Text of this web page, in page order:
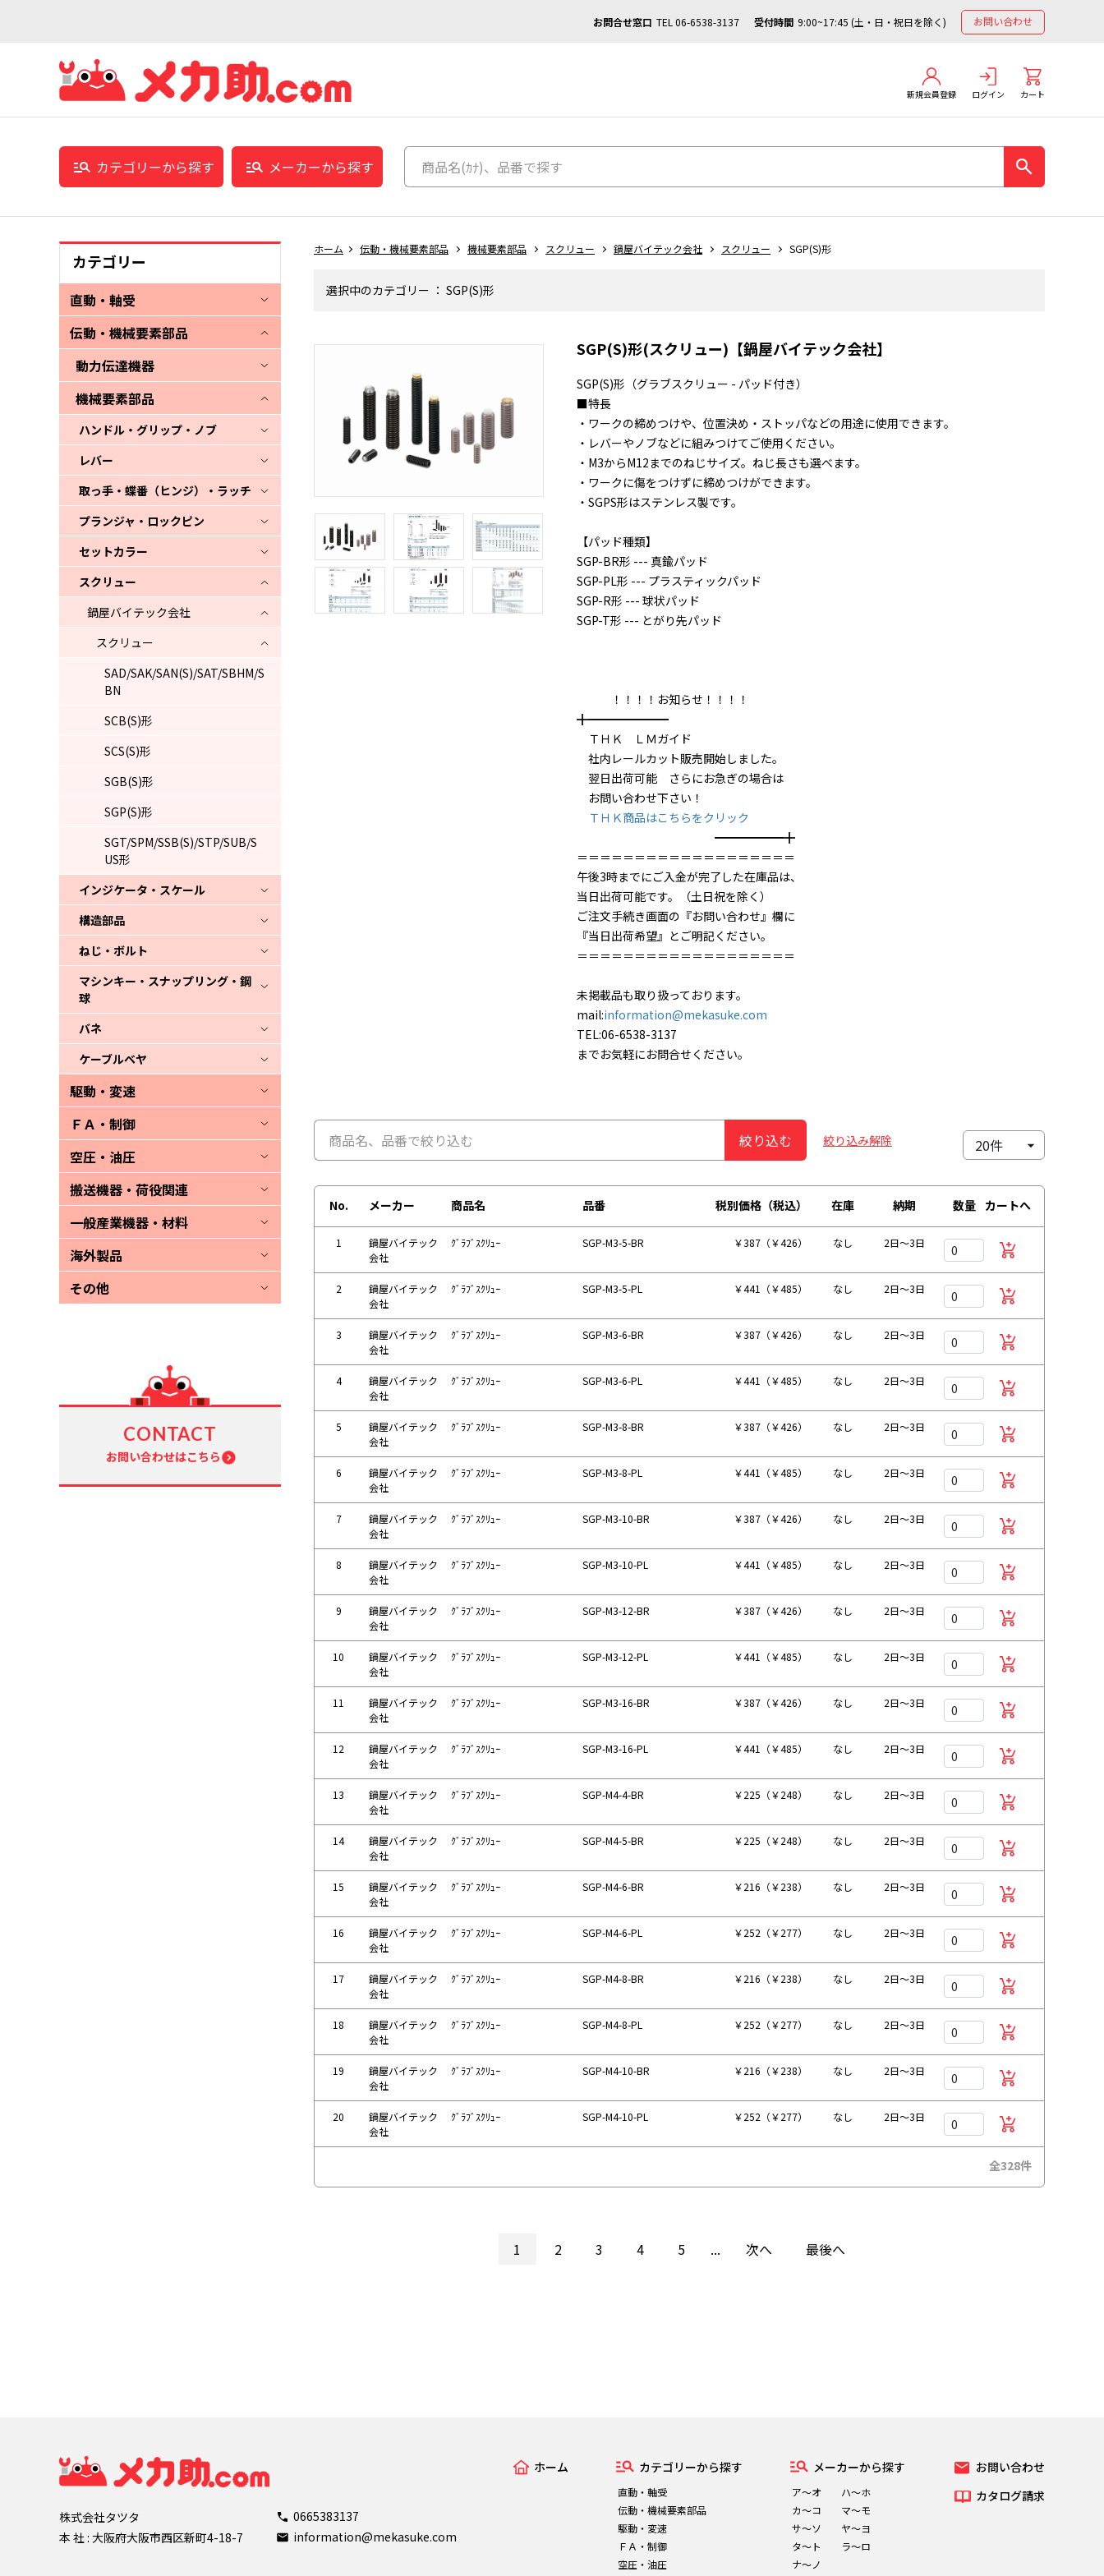
お問合せ窓口 TEL 06-6538-3137 受付時間 9:00~17:45 (土・日・祝日を除く) お問い合わせ
新規会員登録 ログイン カート
カテゴリーから探す メーカーから探す
カテゴリー
直動・軸受
伝動・機械要素部品
動力伝達機器
機械要素部品
ハンドル・グリップ・ノブ
レバー
取っ手・蝶番（ヒンジ）・ラッチ
プランジャ・ロックピン
セットカラー
スクリュー
鍋屋バイテック会社
スクリュー
SAD/SAK/SAN(S)/SAT/SBHM/S
BN
SCB(S)形
SCS(S)形
SGB(S)形
SGP(S)形
SGT/SPM/SSB(S)/STP/SUB/S
US形
インジケータ・スケール
構造部品
ねじ・ボルト
マシンキー・スナップリング・鋼
球
バネ
ケーブルベヤ
駆動・変速
ＦＡ・制御
空圧・油圧
搬送機器・荷役関連
一般産業機器・材料
海外製品
その他
CONTACT
お問い合わせはこちら
ホーム 伝動・機械要素部品 機械要素部品 スクリュー 鍋屋バイテック会社 スクリュー SGP(S)形
選択中のカテゴリー ： SGP(S)形
SGP(S)形(スクリュー)【鍋屋バイテック会社】
SGP(S)形（グラブスクリュー - パッド付き）
■特長
・ワークの締めつけや、位置決め・ストッパなどの用途に使用できます。
・レバーやノブなどに組みつけてご使用ください。
・M3からM12までのねじサイズ。ねじ長さも選べます。
・ワークに傷をつけずに締めつけができます。
・SGPS形はステンレス製です。
【パッド種類】
SGP-BR形 --- 真鍮パッド
SGP-PL形 --- プラスティックパッド
SGP-R形 --- 球状パッド
SGP-T形 --- とがり先パッド
！！！！お知らせ！！！！
╋━━━━━━━
ＴＨＫ ＬＭガイド
社内レールカット販売開始しました。
翌日出荷可能 さらにお急ぎの場合は
お問い合わせ下さい！
ＴＨＫ商品はこちらをクリック
━━━━━━╋
＝＝＝＝＝＝＝＝＝＝＝＝＝＝＝＝＝＝＝
午後3時までにご入金が完了した在庫品は、
当日出荷可能です。（土日祝を除く）
ご注文手続き画面の『お問い合わせ』欄に
『当日出荷希望』とご明記ください。
＝＝＝＝＝＝＝＝＝＝＝＝＝＝＝＝＝＝＝
未掲載品も取り扱っております。
mail:information@mekasuke.com
TEL:06-6538-3137
までお気軽にお問合せください。
絞り込む 絞り込み解除
No. メーカー 商品名 品番 税別価格（税込） 在庫 納期 数量 カートへ
1
鍋屋バイテック
会社
ｸﾞﾗﾌﾞｽｸﾘｭｰ SGP-M3-5-BR ￥387（￥426） なし 2日～3日
2
鍋屋バイテック
会社
ｸﾞﾗﾌﾞｽｸﾘｭｰ SGP-M3-5-PL ￥441（￥485） なし 2日～3日
3
鍋屋バイテック
会社
ｸﾞﾗﾌﾞｽｸﾘｭｰ SGP-M3-6-BR ￥387（￥426） なし 2日～3日
4
鍋屋バイテック
会社
ｸﾞﾗﾌﾞｽｸﾘｭｰ SGP-M3-6-PL ￥441（￥485） なし 2日～3日
5
鍋屋バイテック
会社
ｸﾞﾗﾌﾞｽｸﾘｭｰ SGP-M3-8-BR ￥387（￥426） なし 2日～3日
6
鍋屋バイテック
会社
ｸﾞﾗﾌﾞｽｸﾘｭｰ SGP-M3-8-PL ￥441（￥485） なし 2日～3日
7
鍋屋バイテック
会社
ｸﾞﾗﾌﾞｽｸﾘｭｰ SGP-M3-10-BR ￥387（￥426） なし 2日～3日
8
鍋屋バイテック
会社
ｸﾞﾗﾌﾞｽｸﾘｭｰ SGP-M3-10-PL ￥441（￥485） なし 2日～3日
9
鍋屋バイテック
会社
ｸﾞﾗﾌﾞｽｸﾘｭｰ SGP-M3-12-BR ￥387（￥426） なし 2日～3日
10
鍋屋バイテック
会社
ｸﾞﾗﾌﾞｽｸﾘｭｰ SGP-M3-12-PL ￥441（￥485） なし 2日～3日
11
鍋屋バイテック
会社
ｸﾞﾗﾌﾞｽｸﾘｭｰ SGP-M3-16-BR ￥387（￥426） なし 2日～3日
12
鍋屋バイテック
会社
ｸﾞﾗﾌﾞｽｸﾘｭｰ SGP-M3-16-PL ￥441（￥485） なし 2日～3日
13
鍋屋バイテック
会社
ｸﾞﾗﾌﾞｽｸﾘｭｰ SGP-M4-4-BR ￥225（￥248） なし 2日～3日
14
鍋屋バイテック
会社
ｸﾞﾗﾌﾞｽｸﾘｭｰ SGP-M4-5-BR ￥225（￥248） なし 2日～3日
15
鍋屋バイテック
会社
ｸﾞﾗﾌﾞｽｸﾘｭｰ SGP-M4-6-BR ￥216（￥238） なし 2日～3日
16
鍋屋バイテック
会社
ｸﾞﾗﾌﾞｽｸﾘｭｰ SGP-M4-6-PL ￥252（￥277） なし 2日～3日
17
鍋屋バイテック
会社
ｸﾞﾗﾌﾞｽｸﾘｭｰ SGP-M4-8-BR ￥216（￥238） なし 2日～3日
18
鍋屋バイテック
会社
ｸﾞﾗﾌﾞｽｸﾘｭｰ SGP-M4-8-PL ￥252（￥277） なし 2日～3日
19
鍋屋バイテック
会社
ｸﾞﾗﾌﾞｽｸﾘｭｰ SGP-M4-10-BR ￥216（￥238） なし 2日～3日
20
鍋屋バイテック
会社
ｸﾞﾗﾌﾞｽｸﾘｭｰ SGP-M4-10-PL ￥252（￥277） なし 2日～3日
全328件
1 2 3 4 5 ... 次へ 最後へ
株式会社タツタ
本 社 : 大阪府大阪市西区新町4-18-7
0665383137
information@mekasuke.com
ホーム カテゴリーから探す
直動・軸受
伝動・機械要素部品
駆動・変速
ＦＡ・制御
空圧・油圧
メーカーから探す
ア～オ
カ～コ
サ～ソ
タ～ト
ナ～ノ
ハ～ホ
マ～モ
ヤ～ヨ
ラ～ロ
お問い合わせ
カタログ請求